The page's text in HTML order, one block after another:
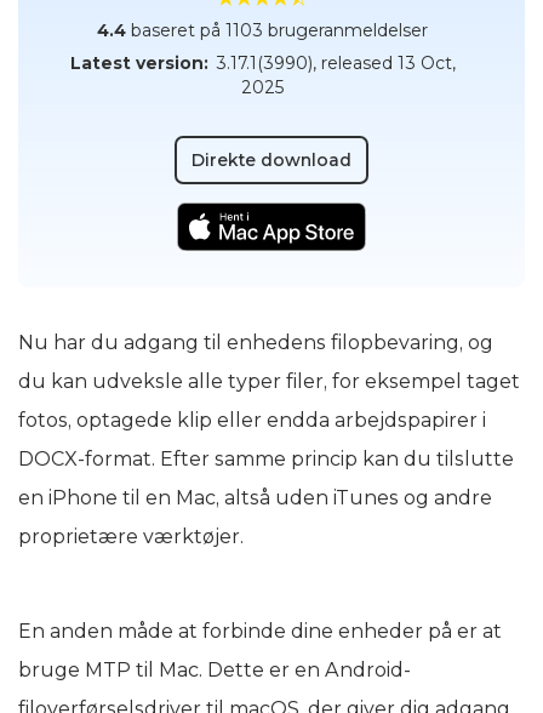
4.4 baseret på 1103 brugeranmeldelser
Latest version: 3.17.1(3990), released 13 Oct,
2025
Direkte download
Nu har du adgang til enhedens filopbevaring, og
du kan udveksle alle typer filer, for eksempel taget
fotos, optagede klip eller endda arbejdspapirer i
DOCX-format. Efter samme princip kan du tilslutte
en iPhone til en Mac, altså uden iTunes og andre
proprietære værktøjer.
En anden måde at forbinde dine enheder på er at
bruge MTP til Mac. Dette er en Android-
filoverførselsdriver til macOS, der giver dig adgang